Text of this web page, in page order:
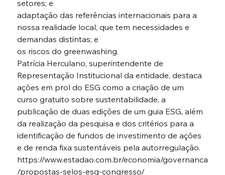
setores; e
adaptação das referências internacionais para a
nossa realidade local, que tem necessidades e
demandas distintas; e
os riscos do greenwashing.
Patrícia Herculano, superintendente de
Representação Institucional da entidade, destaca
ações em prol do ESG como a criação de um
curso gratuito sobre sustentabilidade, a
publicação de duas edições de um guia ESG, além
da realização da pesquisa e dos critérios para a
identificação de fundos de investimento de ações
e de renda fixa sustentáveis pela autorregulação.
https://www.estadao.com.br/economia/governanca
/propostas-selos-esg-congresso/